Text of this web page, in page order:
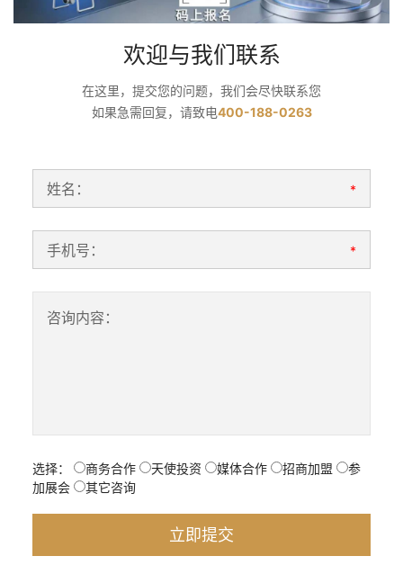
欢迎与我们联系
在这里，提交您的问题，我们会尽快联系您
如果急需回复，请致电400-188-0263
姓名： *
手机号： *
咨询内容：
选择： 商务合作 天使投资 媒体合作 招商加盟
参
加展会
其它咨询